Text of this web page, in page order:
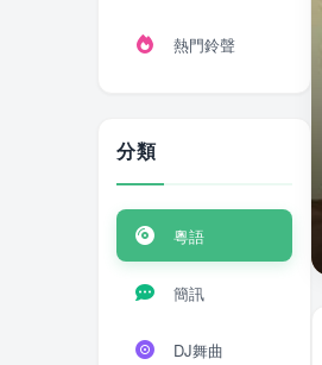
熱門鈴聲
分類
粵語
簡訊
DJ舞曲